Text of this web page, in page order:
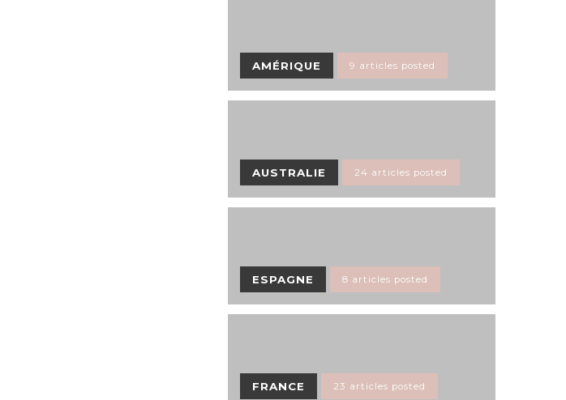
AMÉRIQUE 9 articles posted
AUSTRALIE 24 articles posted
ESPAGNE 8 articles posted
FRANCE 23 articles posted